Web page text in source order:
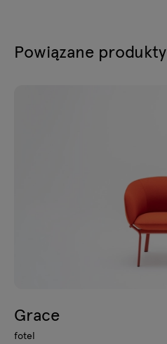
Powiązane produkty
Grace
fotel